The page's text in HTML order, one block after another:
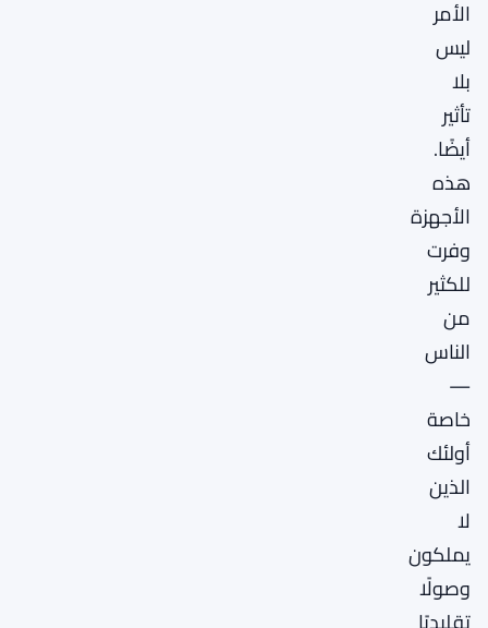
الأمر
ليس
بلا
تأثير
أيضًا.
هذه
الأجهزة
وفرت
للكثير
من
الناس
—
خاصة
أولئك
الذين
لا
يملكون
وصولًا